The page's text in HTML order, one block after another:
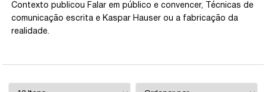
Contexto publicou Falar em público e convencer, Técnicas de
comunicação escrita e Kaspar Hauser ou a fabricação da
realidade.